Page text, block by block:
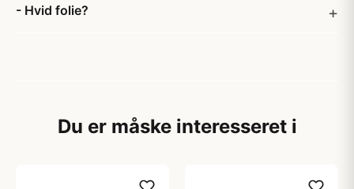
- Hvid folie?
Du er måske interesseret i